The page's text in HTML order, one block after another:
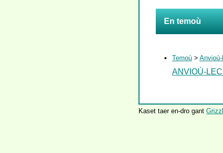
En temoù
Temoù > Anvioù-
ANVIOÙ-
Kaset taer en-dro gant